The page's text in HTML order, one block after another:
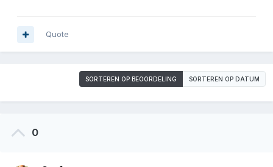
Quote
SORTEREN OP BEOORDELING SORTEREN OP DATUM
0